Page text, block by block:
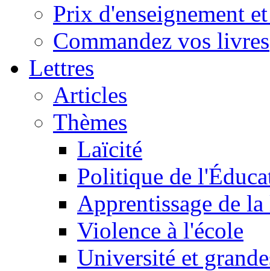
Prix d'enseignement
Commandez vos livres
Lettres
Articles
Thèmes
Laïcité
Politique de
Apprentissage de
Violence à l'école
Université et